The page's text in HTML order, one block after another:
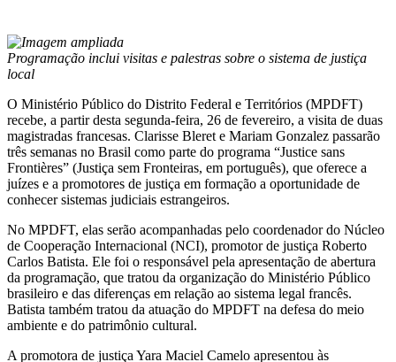
Programação inclui visitas e palestras sobre o sistema de justiça
local
O Ministério Público do Distrito Federal e Territórios (MPDFT)
recebe, a partir desta segunda-feira, 26 de fevereiro, a visita de duas
magistradas francesas. Clarisse Bleret e Mariam Gonzalez passarão
três semanas no Brasil como parte do programa “Justice sans
Frontières” (Justiça sem Fronteiras, em português), que oferece a
juízes e a promotores de justiça em formação a oportunidade de
conhecer sistemas judiciais estrangeiros.
No MPDFT, elas serão acompanhadas pelo coordenador do Núcleo
de Cooperação Internacional (NCI), promotor de justiça Roberto
Carlos Batista. Ele foi o responsável pela apresentação de abertura
da programação, que tratou da organização do Ministério Público
brasileiro e das diferenças em relação ao sistema legal francês.
Batista também tratou da atuação do MPDFT na defesa do meio
ambiente e do patrimônio cultural.
A promotora de justiça Yara Maciel Camelo apresentou às